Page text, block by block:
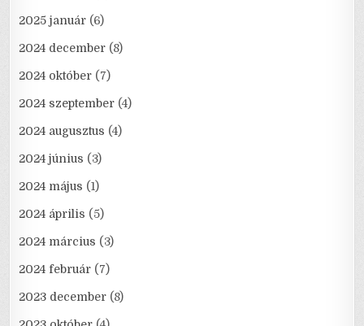
2025 január (6)
2024 december (8)
2024 október (7)
2024 szeptember (4)
2024 augusztus (4)
2024 június (3)
2024 május (1)
2024 április (5)
2024 március (3)
2024 február (7)
2023 december (8)